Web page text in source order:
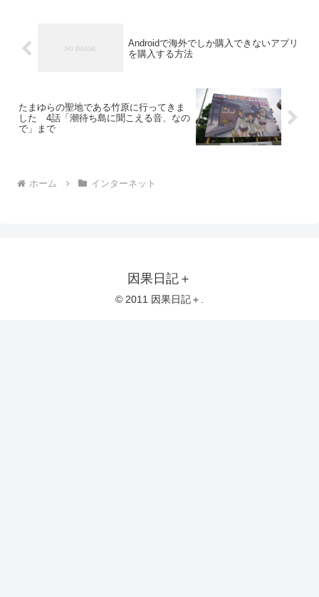
Androidで海外でしか購入できないアプリ
を購入する方法
たまゆらの聖地である竹原に行ってきま
した 4話「潮待ち島に聞こえる音、なの
で」まで
ホーム インターネット
因果日記＋
© 2011 因果日記＋.